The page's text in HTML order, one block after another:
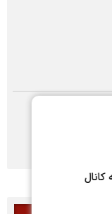
کانال